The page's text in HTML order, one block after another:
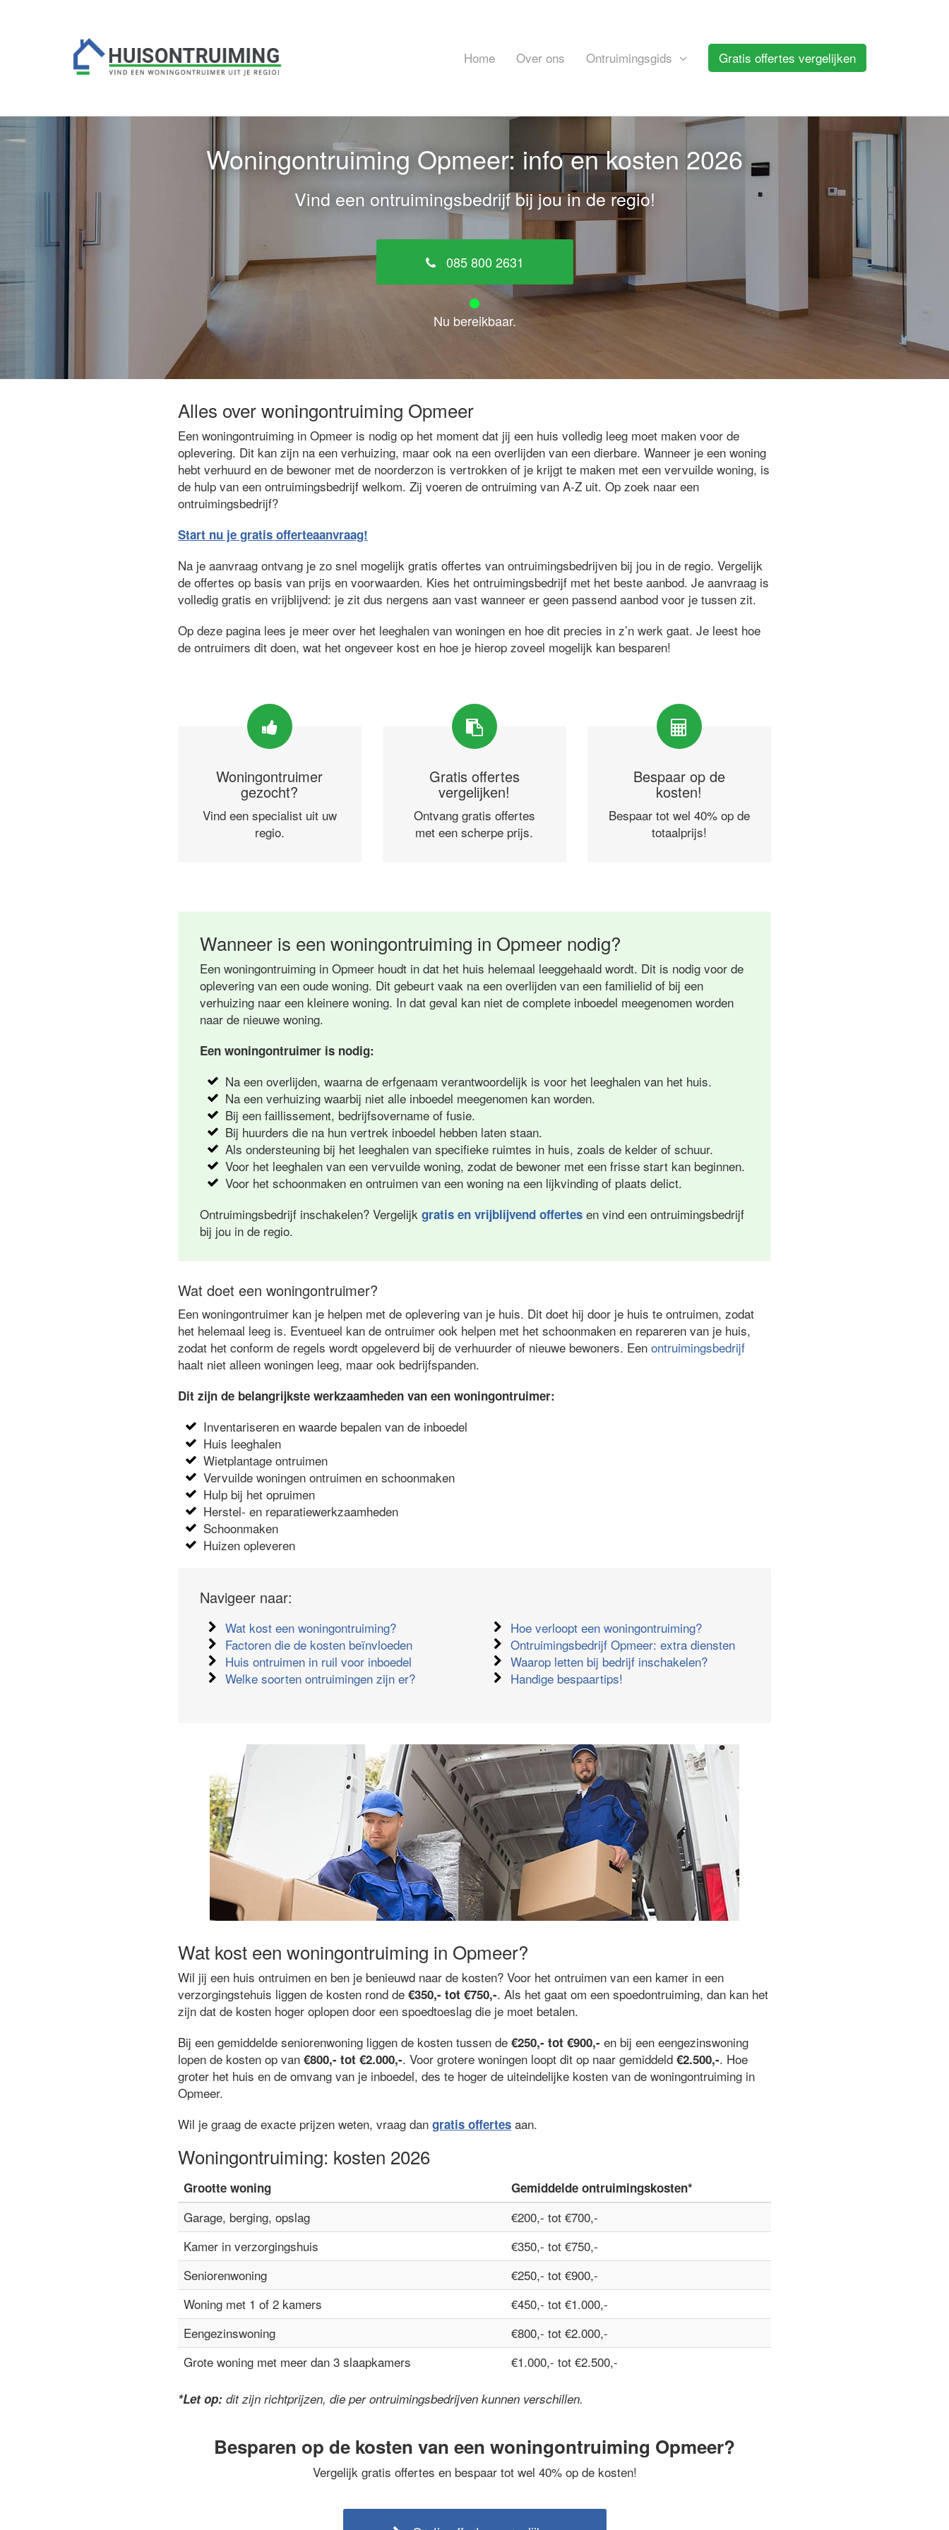
Home Over ons Ontruimingsgids Gratis offertes vergelijken
Woningontruiming Opmeer: info en kosten 2026
Vind een ontruimingsbedrijf bij jou in de regio!
085 800 2631
Nu bereikbaar.
Alles over woningontruiming Opmeer
Een woningontruiming in Opmeer is nodig op het moment dat jij een huis volledig leeg moet maken voor de
oplevering. Dit kan zijn na een verhuizing, maar ook na een overlijden van een dierbare. Wanneer je een woning
hebt verhuurd en de bewoner met de noorderzon is vertrokken of je krijgt te maken met een vervuilde woning, is
de hulp van een ontruimingsbedrijf welkom. Zij voeren de ontruiming van A-Z uit. Op zoek naar een
ontruimingsbedrijf?
Start nu je gratis offerteaanvraag!
Na je aanvraag ontvang je zo snel mogelijk gratis offertes van ontruimingsbedrijven bij jou in de regio. Vergelijk
de offertes op basis van prijs en voorwaarden. Kies het ontruimingsbedrijf met het beste aanbod. Je aanvraag is
volledig gratis en vrijblijvend: je zit dus nergens aan vast wanneer er geen passend aanbod voor je tussen zit.
Op deze pagina lees je meer over het leeghalen van woningen en hoe dit precies in z’n werk gaat. Je leest hoe
de ontruimers dit doen, wat het ongeveer kost en hoe je hierop zoveel mogelijk kan besparen!
Woningontruimer
gezocht?
Vind een specialist uit uw
regio.
Gratis offertes
vergelijken!
Ontvang gratis offertes
met een scherpe prijs.
Bespaar op de
kosten!
Bespaar tot wel 40% op de
totaalprijs!
Wanneer is een woningontruiming in Opmeer nodig?
Een woningontruiming in Opmeer houdt in dat het huis helemaal leeggehaald wordt. Dit is nodig voor de
oplevering van een oude woning. Dit gebeurt vaak na een overlijden van een familielid of bij een
verhuizing naar een kleinere woning. In dat geval kan niet de complete inboedel meegenomen worden
naar de nieuwe woning.
Een woningontruimer is nodig:
Na een overlijden, waarna de erfgenaam verantwoordelijk is voor het leeghalen van het huis.
Na een verhuizing waarbij niet alle inboedel meegenomen kan worden.
Bij een faillissement, bedrijfsovername of fusie.
Bij huurders die na hun vertrek inboedel hebben laten staan.
Als ondersteuning bij het leeghalen van specifieke ruimtes in huis, zoals de kelder of schuur.
Voor het leeghalen van een vervuilde woning, zodat de bewoner met een frisse start kan beginnen.
Voor het schoonmaken en ontruimen van een woning na een lijkvinding of plaats delict.
Ontruimingsbedrijf inschakelen? Vergelijk gratis en vrijblijvend offertes en vind een ontruimingsbedrijf
bij jou in de regio.
Wat doet een woningontruimer?
Een woningontruimer kan je helpen met de oplevering van je huis. Dit doet hij door je huis te ontruimen, zodat
het helemaal leeg is. Eventueel kan de ontruimer ook helpen met het schoonmaken en repareren van je huis,
zodat het conform de regels wordt opgeleverd bij de verhuurder of nieuwe bewoners. Een ontruimingsbedrijf
haalt niet alleen woningen leeg, maar ook bedrijfspanden.
Dit zijn de belangrijkste werkzaamheden van een woningontruimer:
Inventariseren en waarde bepalen van de inboedel
Huis leeghalen
Wietplantage ontruimen
Vervuilde woningen ontruimen en schoonmaken
Hulp bij het opruimen
Herstel- en reparatiewerkzaamheden
Schoonmaken
Huizen opleveren
Navigeer naar:
Wat kost een woningontruiming?
Factoren die de kosten beïnvloeden
Huis ontruimen in ruil voor inboedel
Welke soorten ontruimingen zijn er?
Hoe verloopt een woningontruiming?
Ontruimingsbedrijf Opmeer: extra diensten
Waarop letten bij bedrijf inschakelen?
Handige bespaartips!
Wat kost een woningontruiming in Opmeer?
Wil jij een huis ontruimen en ben je benieuwd naar de kosten? Voor het ontruimen van een kamer in een
verzorgingstehuis liggen de kosten rond de €350,- tot €750,-. Als het gaat om een spoedontruiming, dan kan het
zijn dat de kosten hoger oplopen door een spoedtoeslag die je moet betalen.
Bij een gemiddelde seniorenwoning liggen de kosten tussen de €250,- tot €900,- en bij een eengezinswoning
lopen de kosten op van €800,- tot €2.000,-. Voor grotere woningen loopt dit op naar gemiddeld €2.500,-. Hoe
groter het huis en de omvang van je inboedel, des te hoger de uiteindelijke kosten van de woningontruiming in
Opmeer.
Wil je graag de exacte prijzen weten, vraag dan gratis offertes aan.
Woningontruiming: kosten 2026
Grootte woning Gemiddelde ontruimingskosten*
Garage, berging, opslag
€200,- tot €700,-
Kamer in verzorgingshuis
€350,- tot €750,-
Seniorenwoning
€250,- tot €900,-
Woning met 1 of 2 kamers
€450,- tot €1.000,-
Eengezinswoning
€800,- tot €2.000,-
Grote woning met meer dan 3 slaapkamers
€1.000,- tot €2.500,-
*Let op: dit zijn richtprijzen, die per ontruimingsbedrijven kunnen verschillen.
Besparen op de kosten van een woningontruiming Opmeer?
Vergelijk gratis offertes en bespaar tot wel 40% op de kosten!